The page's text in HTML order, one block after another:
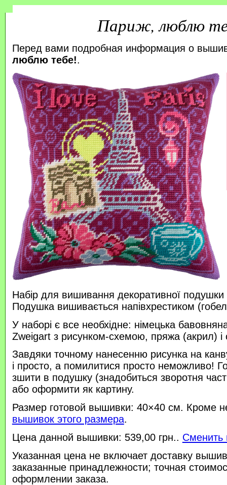
Париж, люблю
Перед вами подробная информация о
люблю тебе!.
Набір для вишивання декоративної
Подушка вишивається напівхрестиком
У наборі є все необхідне: німецька
Zweigart з рисунком-схемою, пряжа (акрил) і
Завдяки точному нанесенню рисунка на
і просто, а помилитися просто неможливо!
зшити в подушку (знадобиться зворотня
або оформити як картину.
Размер готовой вышивки: 40×40 см. Кроме
вышивок этого размера.
Цена данной вышивки: 539,00 грн.. Сменить
Указанная цена не включает доставку
заказанные принадлежности; точная
оформлении заказа.